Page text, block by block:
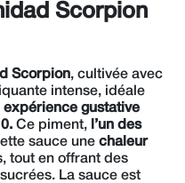
Scorpion
Scorpion, cultivée avec
intense, idéale
expérience gustative
Ce piment,
l’un des
sauce une chaleur
tout en offrant des
La sauce est